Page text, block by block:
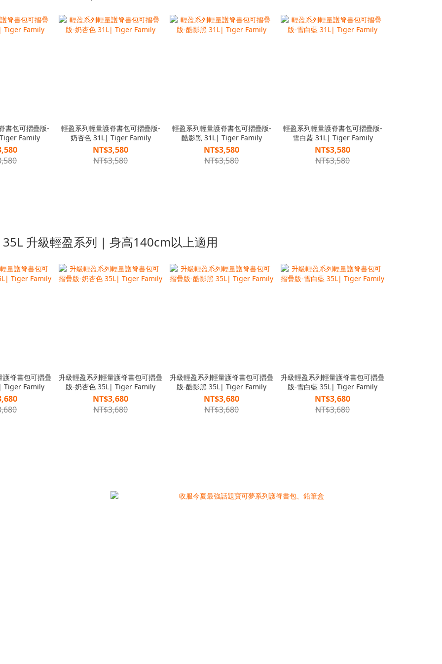
書包可摺疊版-
Family
輕盈系列輕量護脊書包可摺疊版-
奶杏色 31L| Tiger Family
NT$3,580
NT$3,580
輕盈系列輕量護脊書包可摺疊版-
酷影黑 31L| Tiger Family
NT$3,580
NT$3,580
輕盈系列輕量護脊書包可摺疊版-
雪白藍 31L| Tiger Family
NT$3,580
NT$3,580
35L 升級輕盈系列 | 身高140cm以上適用
護脊書包可摺疊
Tiger Family
升級輕盈系列輕量護脊書包可摺疊
版-奶杏色 35L| Tiger Family
NT$3,680
NT$3,680
升級輕盈系列輕量護脊書包可摺疊
版-酷影黑 35L| Tiger Family
NT$3,680
NT$3,680
升級輕盈系列輕量護脊書包可摺疊
版-雪白藍 35L| Tiger Family
NT$3,680
NT$3,680